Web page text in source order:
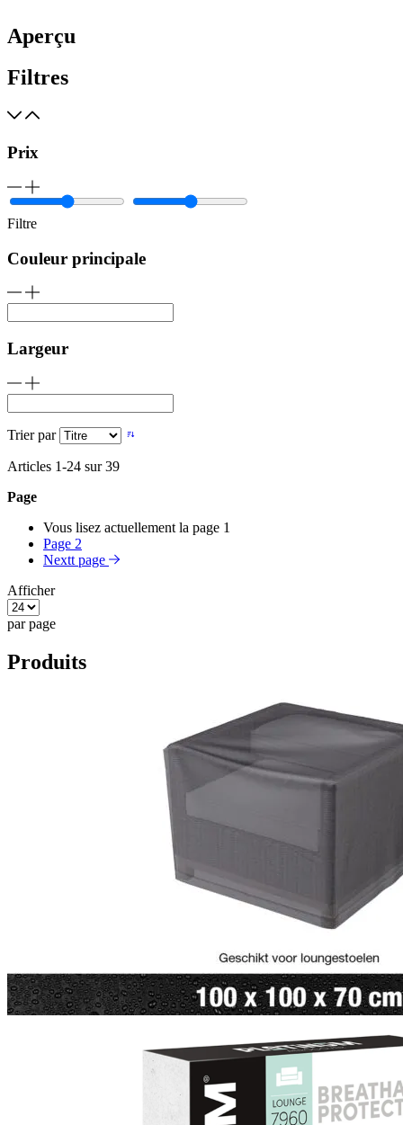
Aperçu
Filtres
Prix
Filtre
Couleur principale
Largeur
Trier par
Articles 1-24 sur39
Page
Vous lisez actuellement la page 1
Page 2
Nextt page
Afficher
par page
Produits